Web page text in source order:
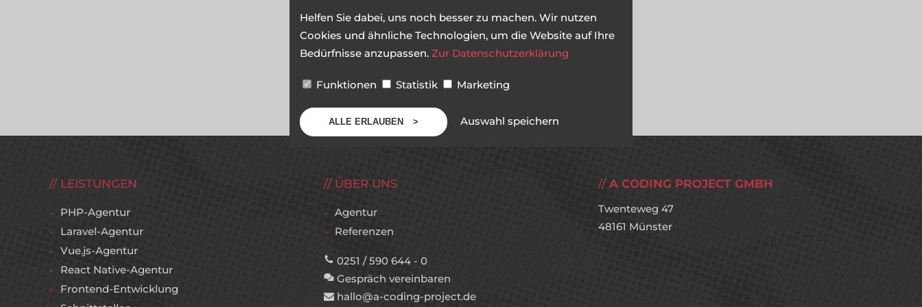
LEISTUNGEN
PHP-Agentur
Laravel-Agentur
Vue.js-Agentur
React Native-Agentur
Frontend-Entwicklung
ÜBER UNS
Agentur
Referenzen
0251 / 590 644 - 0
Gespräch vereinbaren
hallo@a-coding-project.de
A CODING PROJECT GMBH
Twenteweg 47
48161 Münster
Helfen Sie dabei, uns noch besser zu machen. Wir nutzen
Cookies und ähnliche Technologien, um die Website auf Ihre
Bedürfnisse anzupassen. Zur Datenschutzerklärung
Funktionen Statistik Marketing
ALLE ERLAUBEN Auswahl speichern